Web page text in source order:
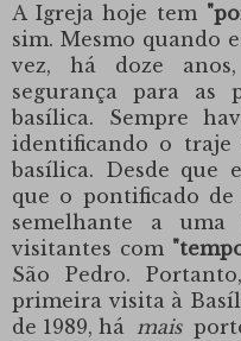
A Igreja hoje tem
sim. Mesmo quando
vez, há doze
segurança para as
basílica. Sempre
identificando o traje
basílica. Desde que
que o pontificado
semelhante a
visitantes com
São Pedro.
primeira visita à
de 1989, há mais